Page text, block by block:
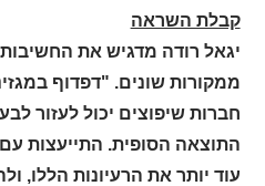
קבלת השראה
יגאל רודה מדגיש את
ממקורות שונים. "דפדוף
חברות שיפוצים יכול לעזור
התוצאה הסופית. התייעצות
עוד יותר את הרעיונות הללו,